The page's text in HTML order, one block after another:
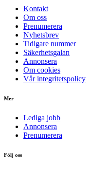
Kontakt
Om oss
Prenumerera
Nyhetsbrev
Tidigare nummer
Säkerhetsgalan
Annonsera
Om cookies
Vår integritetspolicy
Mer
Lediga jobb
Annonsera
Prenumerera
Följ oss